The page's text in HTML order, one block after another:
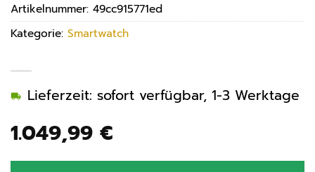
1.049,99 €
Lieferzeit: sofort verfügbar, 1-3 Werktage
Artikelnummer: 49cc915771ed
Kategorie: Smartwatch